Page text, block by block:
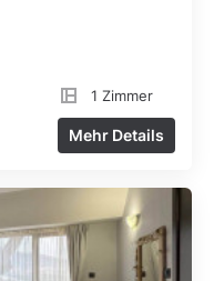
1 Zimmer
Mehr Details